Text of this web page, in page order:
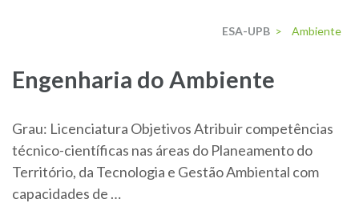
ESA-UPB > Ambiente
Engenharia do Ambiente
Grau: Licenciatura Objetivos Atribuir competências
técnico-científicas nas áreas do Planeamento do
Território, da Tecnologia e Gestão Ambiental com
capacidades de …